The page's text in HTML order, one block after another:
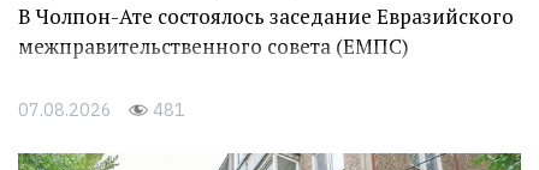
В Чолпон-Ате состоялось заседание Евразийского
межправительственного совета (ЕМПС)
07.08.2026 481